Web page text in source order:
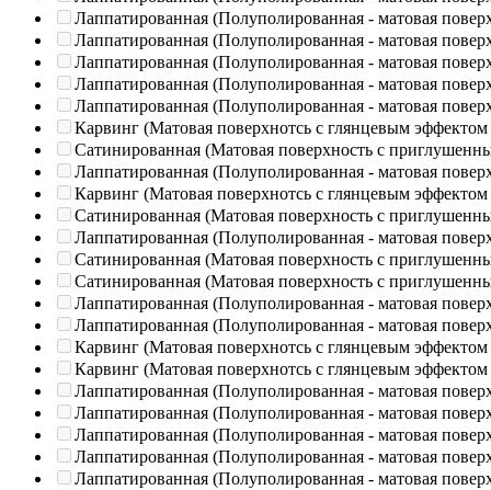
Лаппатированная (Полуполированная - матовая
Лаппатированная (Полуполированная - матовая
Лаппатированная (Полуполированная - матовая
Лаппатированная (Полуполированная - матовая
Лаппатированная (Полуполированная - матовая
Карвинг (Матовая поверхнотсь с глянцевым эффектом
Сатинированная (Матовая поверхность с
Лаппатированная (Полуполированная - матовая
Карвинг (Матовая поверхнотсь с глянцевым эффектом
Сатинированная (Матовая поверхность с
Лаппатированная (Полуполированная - матовая
Сатинированная (Матовая поверхность с
Сатинированная (Матовая поверхность с
Лаппатированная (Полуполированная - матовая
Лаппатированная (Полуполированная - матовая
Карвинг (Матовая поверхнотсь с глянцевым эффектом
Карвинг (Матовая поверхнотсь с глянцевым эффектом
Лаппатированная (Полуполированная - матовая
Лаппатированная (Полуполированная - матовая
Лаппатированная (Полуполированная - матовая
Лаппатированная (Полуполированная - матовая
Лаппатированная (Полуполированная - матовая